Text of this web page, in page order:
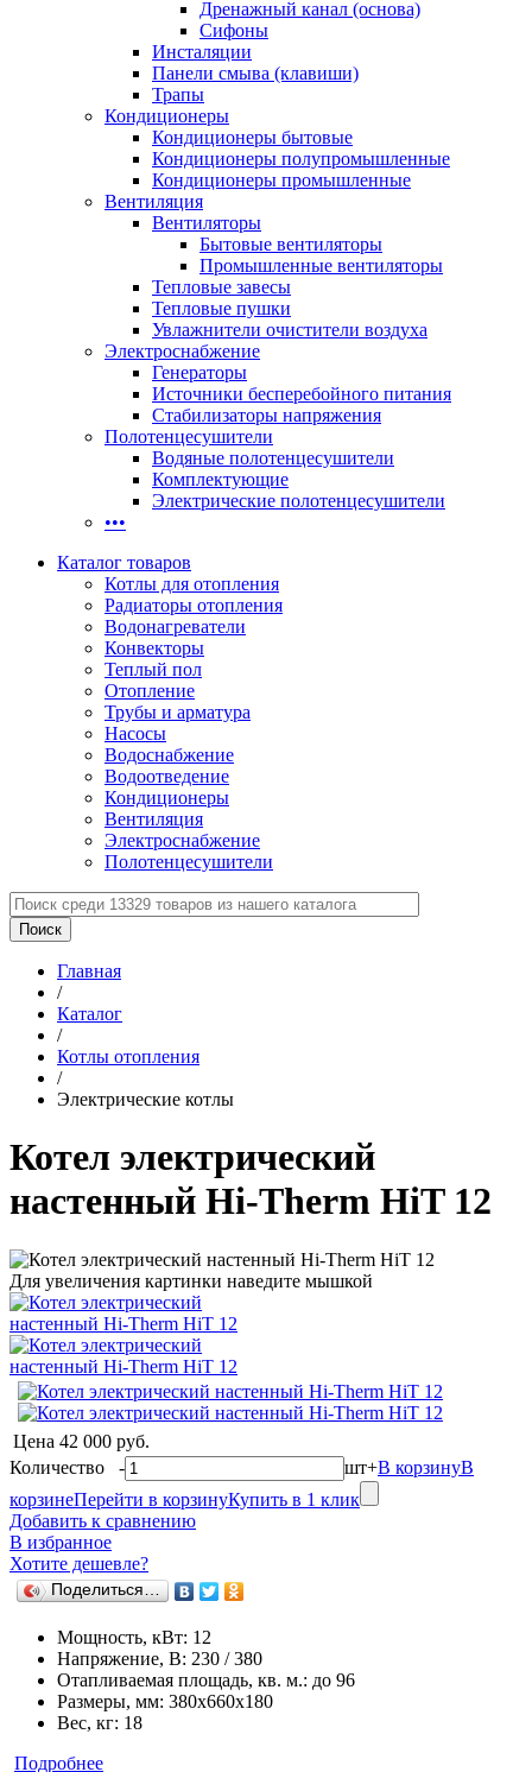
Дренажный канал (основа)
Сифоны
Инсталяции
Панели смыва (клавиши)
Трапы
Кондиционеры
Кондиционеры бытовые
Кондиционеры полупромышленные
Кондиционеры промышленные
Вентиляция
Вентиляторы
Бытовые вентиляторы
Промышленные вентиляторы
Тепловые завесы
Тепловые пушки
Увлажнители очистители воздуха
Электроснабжение
Генераторы
Источники бесперебойного питания
Стабилизаторы напряжения
Полотенцесушители
Водяные полотенцесушители
Комплектующие
Электрические полотенцесушители
•••
Каталог товаров
Котлы для отопления
Радиаторы отопления
Водонагреватели
Конвекторы
Теплый пол
Отопление
Трубы и арматура
Насосы
Водоснабжение
Водоотведение
Кондиционеры
Вентиляция
Электроснабжение
Полотенцесушители
Главная
/
Каталог
/
Котлы отопления
/
Электрические котлы
Котел электрический
настенный Hi-Therm HiT 12
Для увеличения картинки наведите мышкой
Цена 42 000 руб.
Количество - шт+В корзинуВ
корзинеПерейти в корзинуКупить в 1 клик
Добавить к сравнению
В избранное
Хотите дешевле?
Поделиться…
Мощность, кВт: 12
Напряжение, В: 230 / 380
Отапливаемая площадь, кв. м.: до 96
Размеры, мм: 380x660x180
Вес, кг: 18
Подробнее